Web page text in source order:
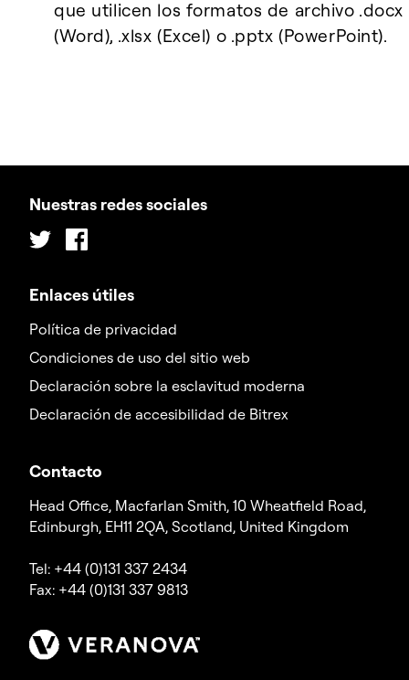
que utilicen los formatos de archivo .docx
(Word), .xlsx (Excel) o .pptx (PowerPoint).
Contacto
Head Office, Macfarlan Smith, 10 Wheatfield Road,
Edinburgh, EH11 2QA, Scotland, United Kingdom
Tel: +44 (0)131 337 2434
Fax: +44 (0)131 337 9813
Enlaces útiles
Política de privacidad
Condiciones de uso del sitio web
Declaración sobre la esclavitud moderna
Declaración de accesibilidad de Bitrex
Nuestras redes sociales
Twitter Facebook